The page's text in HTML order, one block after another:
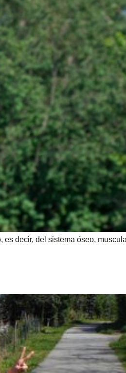
decir, del sistema óseo,